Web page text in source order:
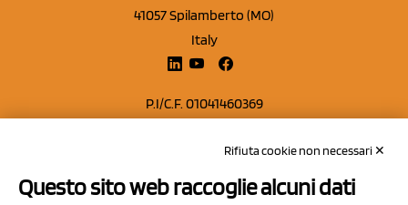
41057 Spilamberto (MO)
Italy
P.I/C.F. 01041460369
Capitale sociale Euro 50.000,00 i.v.Rifiuta cookie non necessari ✕
Questo sito web raccoglie alcuni dati